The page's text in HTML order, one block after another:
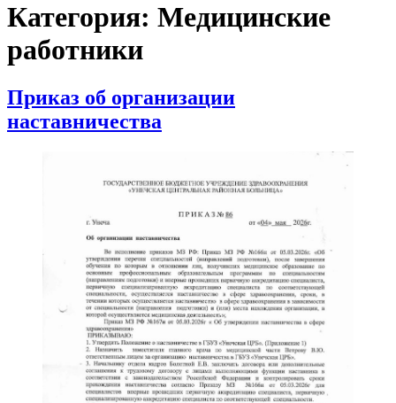
Категория: Медицинские
работники
Приказ об организации
наставничества